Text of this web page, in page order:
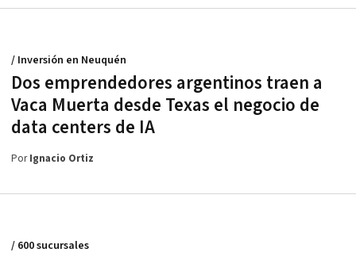
Dos emprendedores argentinos traen a
Vaca Muerta desde Texas el negocio de
data centers de IA
/ Inversión en Neuquén
PorIgnacio Ortiz
/ 600 sucursales